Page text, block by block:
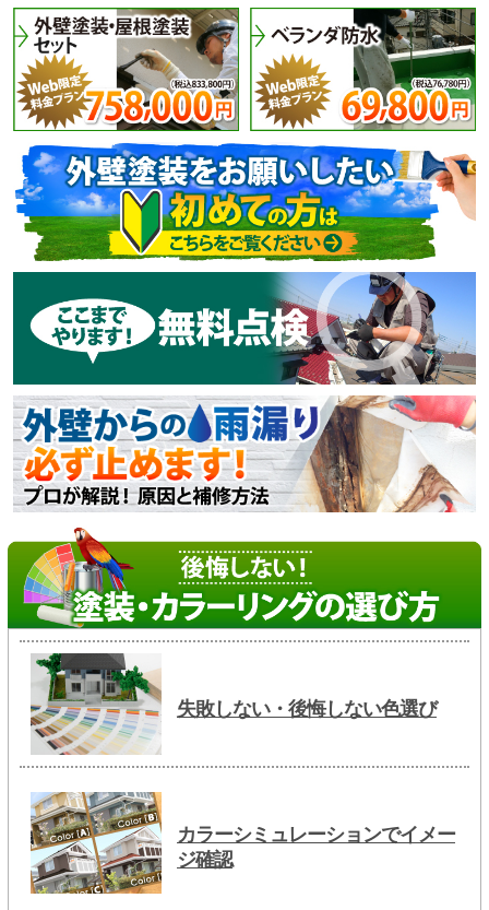
失敗しない・後悔しない色選び
カラーシミュレーションでイメー
ジ確認